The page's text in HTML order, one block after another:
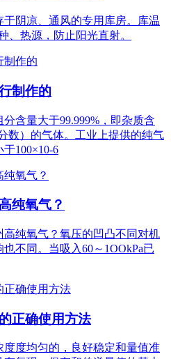
阴凉、通风的专用库房。库温
热源，防止阳光直射。
制作的
含量大于99.999%，即杂质含
数）的气体。工业上提供的纯气
100×10-6
纯氧气？
高纯氧气？氧压的凹凸不同对机
不同。当吸入60～1OOkPa已
正确使用方法
度均匀的，良好稳定和量值准